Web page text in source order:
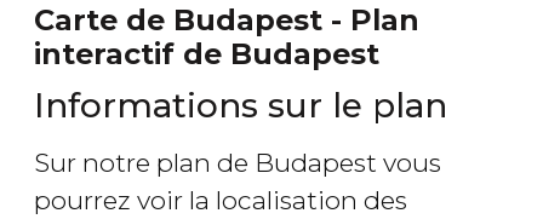
Carte de Budapest - Plan
interactif de Budapest
Informations sur le plan
Sur notre plan de Budapest vous
pourrez voir la localisation des